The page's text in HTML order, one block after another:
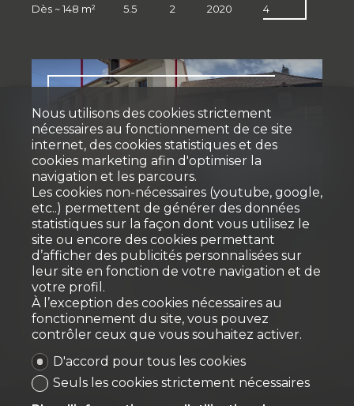
Dès ~ 148 m² 5.5 2 2020 4
Vendu
Immeuble mixte
Estavayer-le-Lac
~ 120 m² 9 2021 6
Nous utilisons des cookies strictement
nécessaires au fonctionnement de ce site
internet, des cookies statistiques et des
cookies marketing afin d'optimiser la
navigation et les parcours.
Les cookies non-nécessaires (youtube, google,
etc..) permettent de générer des données
statistiques sur la façon dont vous utilisez le
site ou encore des cookies permettant
d’afficher des publicités personnalisées sur
leur site en fonction de votre navigation et de
votre profil.
À l’exception des cookies nécessaires au
fonctionnement du site, vous pouvez
contrôler ceux que vous souhaitez activer.
D'accord pour tous les cookies
Seuls les cookies strictement nécessaires